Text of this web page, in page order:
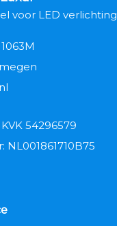
voor LED verlichting
54296579